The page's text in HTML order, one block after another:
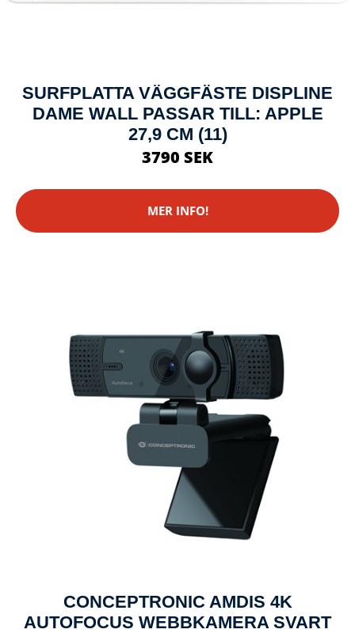
SURFPLATTA VÄGGFÄSTE DISPLINE
DAME WALL PASSAR TILL: APPLE
27,9 CM (11)
3790 SEK
MER INFO!
CONCEPTRONIC AMDIS 4K
AUTOFOCUS WEBBKAMERA SVART